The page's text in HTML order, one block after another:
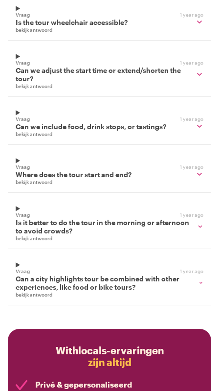
Vraag 1 year ago
Is the tour wheelchair accessible?
bekijk antwoord
Vraag 1 year ago
Can we adjust the start time or extend/shorten the
tour?
bekijk antwoord
Vraag 1 year ago
Can we include food, drink stops, or tastings?
bekijk antwoord
Vraag 1 year ago
Where does the tour start and end?
bekijk antwoord
Vraag 1 year ago
Is it better to do the tour in the morning or afternoon
to avoid crowds?
bekijk antwoord
Vraag 1 year ago
Can a city highlights tour be combined with other
experiences, like food or bike tours?
bekijk antwoord
Withlocals-ervaringen
zijn altijd
Privé & gepersonaliseerd